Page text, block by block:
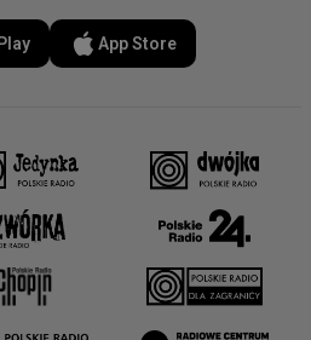
App Store